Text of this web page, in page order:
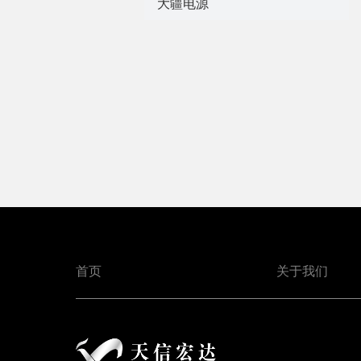
大疆电源
首页 关于我们